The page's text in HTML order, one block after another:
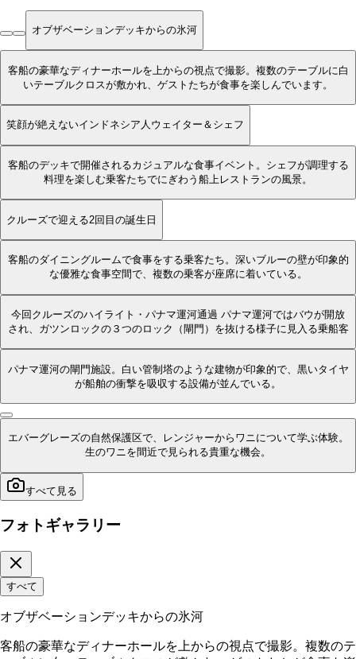
オブザベーションデッキからの氷河
客船の豪華なディナーホールを上からの視点で撮影。複数のテーブルに白
いテーブルクロスが敷かれ、ゲストたちが食事を楽しんでいます。
笑顔が絶えないインドネシア人ウェイター＆シェフ
客船のデッキで開催されるカジュアルな食事イベント。シェフが調理する
料理を楽しむ乗客たちでにぎわう船上レストランの風景。
クルーズで迎える2回目の誕生日
客船のダイニングルームで食事をする乗客たち。深いブルーの壁が印象的
な優雅な食事空間で、複数の乗客が座席に着いている。
今回クルーズのハイライト・パナマ運河通過 パナマ運河ではバウが開放
され、ガツンロックの３つのロック（閘門）を抜ける様子に見入る乗船客
パナマ運河の閘門施設。白い管制塔のような建物が印象的で、黒いタイヤ
が船舶の衝撃を吸収する設備が並んでいる。
エバーグレーズの自然保護区で、レンジャーからワニについて学ぶ体験。
生のワニを間近で見られる貴重な機会。
すべて見る
フォトギャラリー
すべて
オブザベーションデッキからの氷河
客船の豪華なディナーホールを上からの視点で撮影。複数のテ